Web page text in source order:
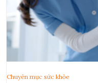
Chuyên mục sức khỏe